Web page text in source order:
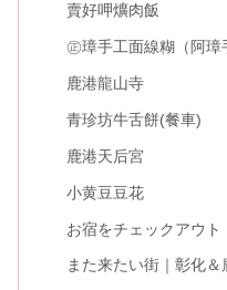
賣好呷爌肉飯
㊣璋手工面線糊（阿璋
鹿港龍山寺
青珍坊牛舌餅(餐車)
鹿港天后宮
小黄豆豆花
お宿をチェックアウ
また来たい街｜彰化＆